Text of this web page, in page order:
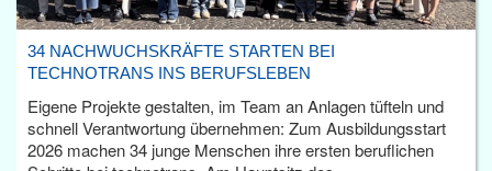
34 NACHWUCHSKRÄFTE STARTEN BEI
TECHNOTRANS INS BERUFSLEBEN
Eigene Projekte gestalten, im Team an Anlagen tüfteln und
schnell Verantwortung übernehmen: Zum Ausbildungsstart
2026 machen 34 junge Menschen ihre ersten beruflichen